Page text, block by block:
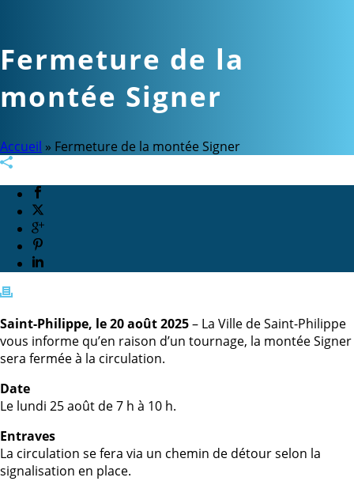
Fermeture de la
montée Signer
Accueil » Fermeture de la montée Signer
Saint-Philippe, le 20 août 2025– La Ville de Saint-Philippe
vous informe qu’en raison d’un tournage, la montée Signer
sera fermée à la circulation.
Date
Le lundi 25 août de 7 h à 10 h.
Entraves
La circulation se fera via un chemin de détour selon la
signalisation en place.